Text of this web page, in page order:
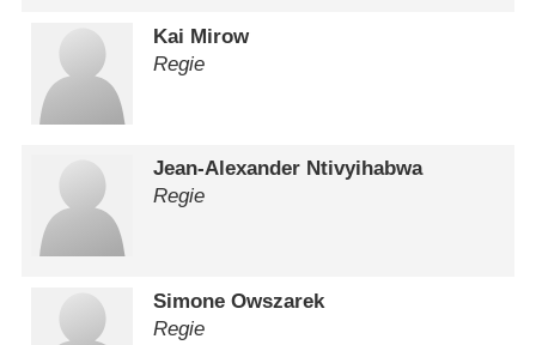
Kai Mirow
Regie
Jean-Alexander Ntivyihabwa
Regie
Simone Owszarek
Regie